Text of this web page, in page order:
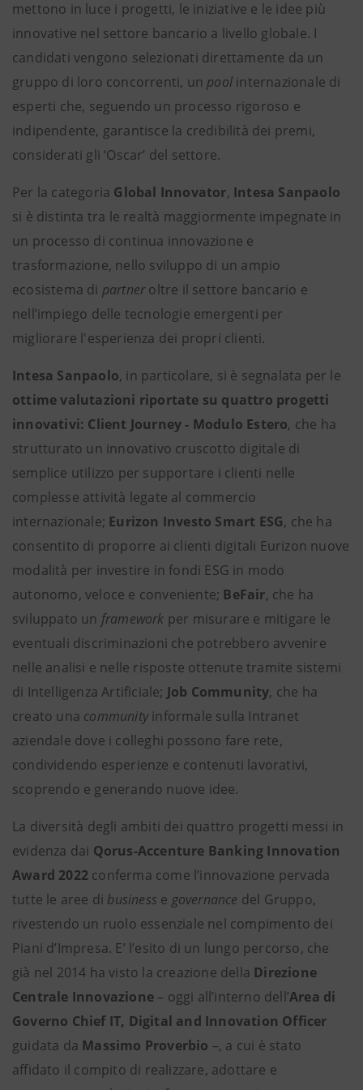
mettono in luce i progetti, le iniziative e le idee più
innovative nel settore bancario a livello globale. I
candidati vengono selezionati direttamente da un
gruppo di loro concorrenti, un pool internazionale di
esperti che, seguendo un processo rigoroso e
indipendente, garantisce la credibilità dei premi,
considerati gli ‘Oscar’ del settore.
Per la categoria Global Innovator, Intesa Sanpaolo
si è distinta tra le realtà maggiormente impegnate in
un processo di continua innovazione e
trasformazione, nello sviluppo di un ampio
ecosistema di partneroltre il settore bancario e
nell’impiego delle tecnologie emergenti per
migliorare l'esperienza dei propri clienti.
Intesa Sanpaolo, in particolare, si è segnalata per le
ottime valutazioni riportate su quattro progetti
innovativi: Client Journey - Modulo Estero, che ha
strutturato un innovativo cruscotto digitale di
semplice utilizzo per supportare i clienti nelle
complesse attività legate al commercio
internazionale; Eurizon Investo Smart ESG, che ha
consentito di proporre ai clienti digitali Eurizon nuove
modalità per investire in fondi ESG in modo
autonomo, veloce e conveniente; BeFair, che ha
sviluppato un framework per misurare e mitigare le
eventuali discriminazioni che potrebbero avvenire
nelle analisi e nelle risposte ottenute tramite sistemi
di Intelligenza Artificiale; Job Community, che ha
creato una communityinformale sulla Intranet
aziendale dove i colleghi possono fare rete,
condividendo esperienze e contenuti lavorativi,
scoprendo e generando nuove idee.
La diversità degli ambiti dei quattro progetti messi in
evidenza dai Qorus-Accenture Banking Innovation
Award 2022 conferma come l’innovazione pervada
tutte le aree di business e governance del Gruppo,
rivestendo un ruolo essenziale nel compimento dei
Piani d’Impresa. E’ l’esito di un lungo percorso, che
già nel 2014 ha visto la creazione della Direzione
Centrale Innovazione – oggi all’interno dell’Area di
Governo Chief IT, Digital and Innovation Officer
guidata da Massimo Proverbio –, a cui è stato
affidato il compito di realizzare, adottare e